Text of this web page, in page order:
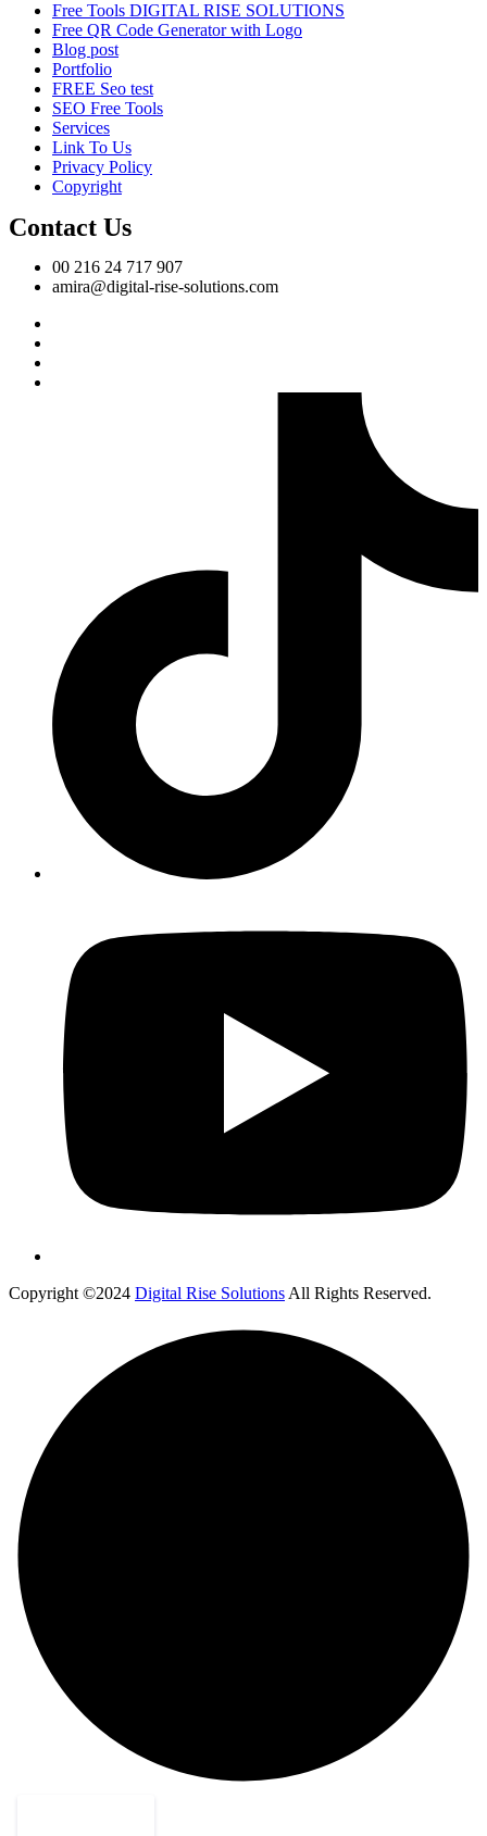
Free Tools DIGITAL RISE SOLUTIONS
Free QR Code Generator with Logo
Blog post
Portfolio
FREE Seo test
SEO Free Tools
Services
Link To Us
Privacy Policy
Copyright
Contact Us
00 216 24 717 907
amira@digital-rise-solutions.com
Copyright ©2024 Digital Rise SolutionsAll Rights Reserved.